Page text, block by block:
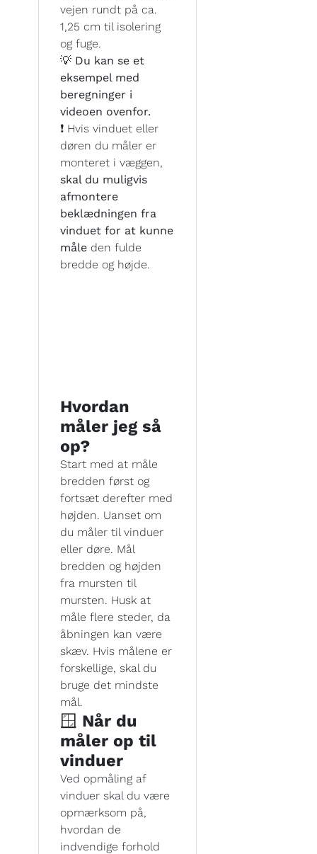
vejen rundt på ca.
1,25 cm til isolering
og fuge.
💡 Du kan se et
eksempel med
beregninger i
videoen ovenfor.
❗ Hvis vinduet eller
døren du måler er
monteret i væggen,
skal du muligvis
afmontere
beklædningen fra
vinduet for at kunne
måle den fulde
bredde og højde.
Hvordan
måler jeg så
op?
Start med at måle
bredden først og
fortsæt derefter med
højden. Uanset om
du måler til vinduer
eller døre. Mål
bredden og højden
fra mursten til
mursten. Husk at
måle flere steder, da
åbningen kan være
skæv. Hvis målene er
forskellige, skal du
bruge det mindste
mål.
🪟 Når du
måler op til
vinduer
Ved opmåling af
vinduer skal du være
opmærksom på,
hvordan de
indvendige forhold